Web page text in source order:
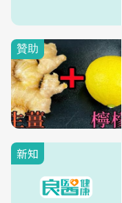
新知